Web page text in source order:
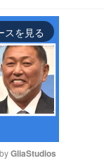
スを見る
GliaStudios